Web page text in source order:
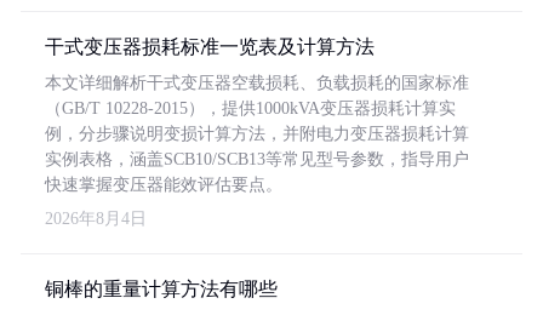
干式变压器损耗标准一览表及计算方法
本文详细解析干式变压器空载损耗、负载损耗的国家标准
（GB/T 10228-2015），提供1000kVA变压器损耗计算实
例，分步骤说明变损计算方法，并附电力变压器损耗计算
实例表格，涵盖SCB10/SCB13等常见型号参数，指导用户
快速掌握变压器能效评估要点。
2026年8月4日
铜棒的重量计算方法有哪些